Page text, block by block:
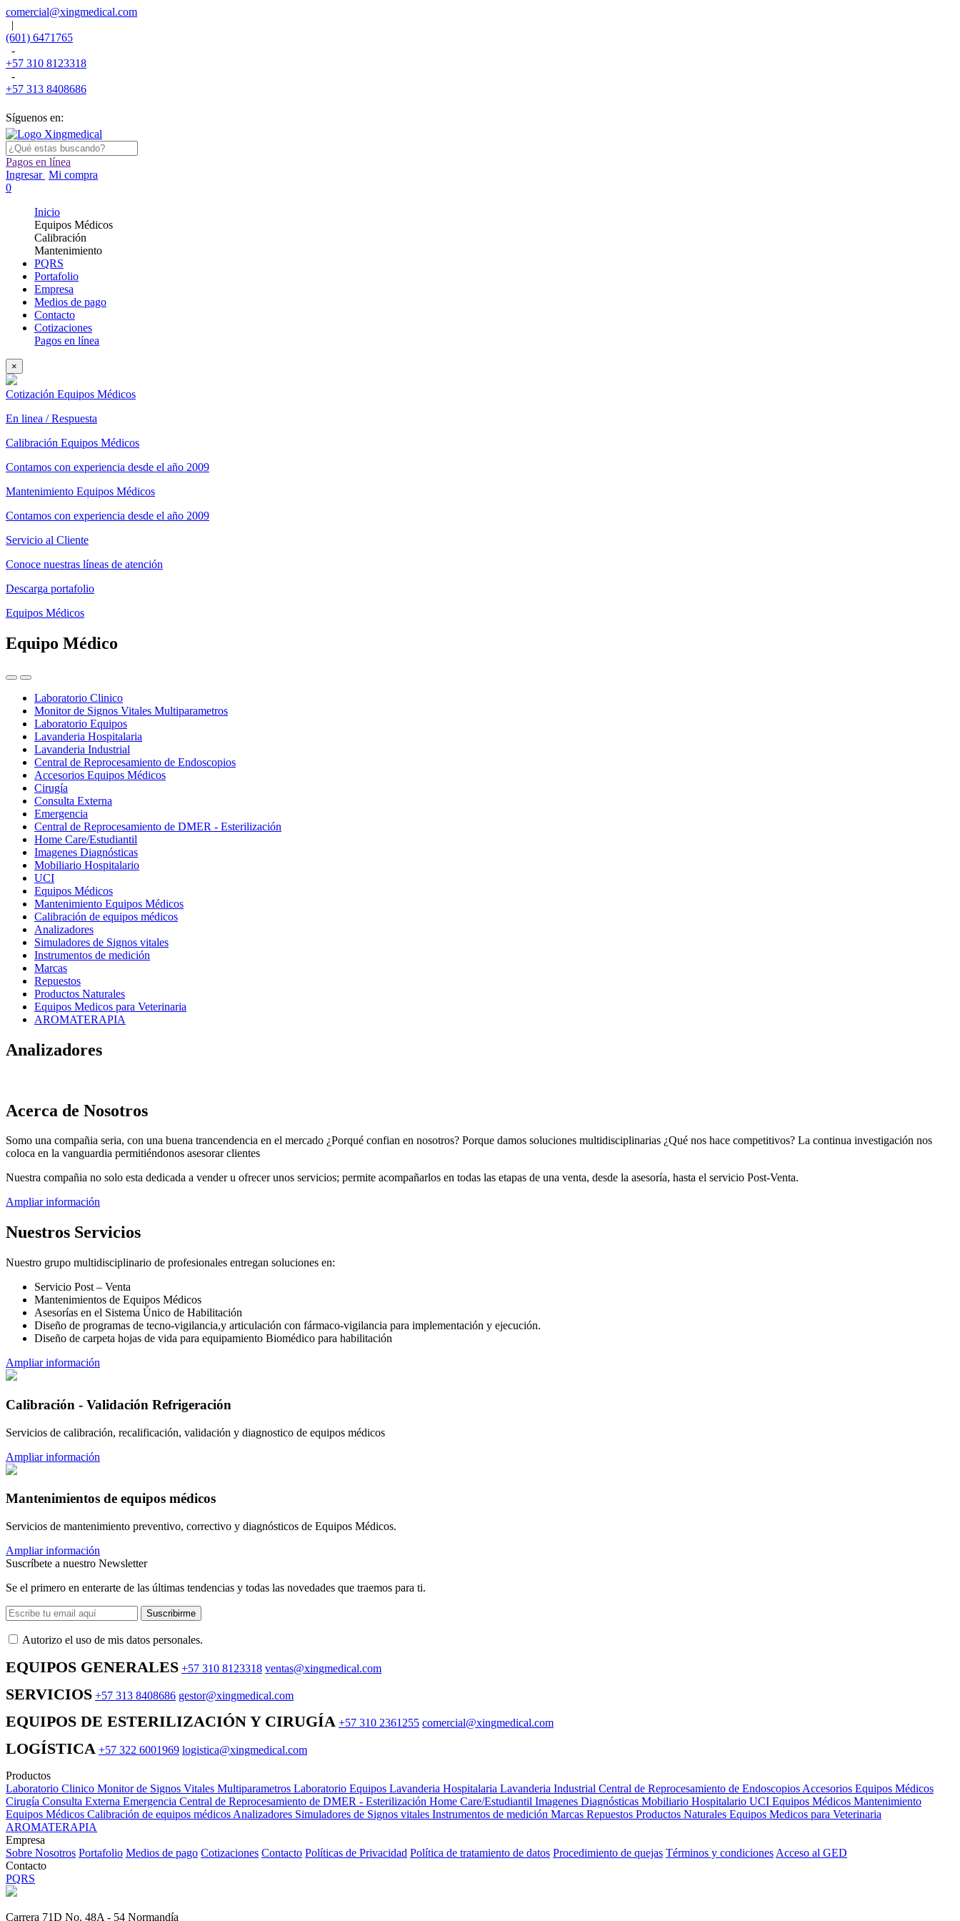
comercial@xingmedical.com
|
(601) 6471765
-
+57 310 8123318
-
+57 313 8408686
Síguenos en:
Pagos en línea
Ingresar Mi compra
0
Inicio
Equipos Médicos
Calibración
Mantenimiento
PQRS
Portafolio
Empresa
Medios de pago
Contacto
Cotizaciones
Pagos en línea
×
Cotización Equipos Médicos
En linea / Respuesta
Calibración Equipos Médicos
Contamos con experiencia desde el año 2009
Mantenimiento Equipos Médicos
Contamos con experiencia desde el año 2009
Servicio al Cliente
Conoce nuestras líneas de atención
Descarga portafolio
Equipos Médicos
Equipo Médico
Laboratorio Clinico
Monitor de Signos Vitales Multiparametros
Laboratorio Equipos
Lavanderia Hospitalaria
Lavanderia Industrial
Central de Reprocesamiento de Endoscopios
Accesorios Equipos Médicos
Cirugía
Consulta Externa
Emergencia
Central de Reprocesamiento de DMER - Esterilización
Home Care/Estudiantil
Imagenes Diagnósticas
Mobiliario Hospitalario
UCI
Equipos Médicos
Mantenimiento Equipos Médicos
Calibración de equipos médicos
Analizadores
Simuladores de Signos vitales
Instrumentos de medición
Marcas
Repuestos
Productos Naturales
Equipos Medicos para Veterinaria
AROMATERAPIA
Analizadores
Acerca de Nosotros
Somo una compañia seria, con una buena trancendencia en el mercado ¿Porqué confian en nosotros? Porque damos soluciones multidisciplinarias ¿Qué nos hace competitivos? La continua investigación nos
coloca en la vanguardia permitiéndonos asesorar clientes
Nuestra compañia no solo esta dedicada a vender u ofrecer unos servicios; permite acompañarlos en todas las etapas de una venta, desde la asesoría, hasta el servicio Post-Venta.
Ampliar información
Nuestros Servicios
Nuestro grupo multidisciplinario de profesionales entregan soluciones en:
Servicio Post – Venta
Mantenimientos de Equipos Médicos
Asesorías en el Sistema Único de Habilitación
Diseño de programas de tecno-vigilancia,y articulación con fármaco-vigilancia para implementación y ejecución.
Diseño de carpeta hojas de vida para equipamiento Biomédico para habilitación
Ampliar información
Calibración - Validación Refrigeración
Servicios de calibración, recalificación, validación y diagnostico de equipos médicos
Ampliar información
Mantenimientos de equipos médicos
Servicios de mantenimiento preventivo, correctivo y diagnósticos de Equipos Médicos.
Ampliar información
Suscríbete a nuestro Newsletter
Se el primero en enterarte de las últimas tendencias y todas las novedades que traemos para ti.
Suscribirme
Autorizo ​​el uso de mis datos personales.
EQUIPOS GENERALES +57 310 8123318 ventas@xingmedical.com
SERVICIOS +57 313 8408686 gestor@xingmedical.com
EQUIPOS DE ESTERILIZACIÓN Y CIRUGÍA +57 310 2361255 comercial@xingmedical.com
LOGÍSTICA +57 322 6001969 logistica@xingmedical.com
Productos
Laboratorio Clinico Monitor de Signos Vitales Multiparametros Laboratorio Equipos Lavanderia Hospitalaria Lavanderia Industrial Central de Reprocesamiento de Endoscopios Accesorios Equipos Médicos
Cirugía Consulta Externa Emergencia Central de Reprocesamiento de DMER - Esterilización Home Care/Estudiantil Imagenes Diagnósticas Mobiliario Hospitalario UCI Equipos Médicos Mantenimiento
Equipos Médicos Calibración de equipos médicos Analizadores Simuladores de Signos vitales Instrumentos de medición Marcas Repuestos Productos Naturales Equipos Medicos para Veterinaria
AROMATERAPIA
Empresa
Sobre Nosotros Portafolio Medios de pago Cotizaciones Contacto Políticas de Privacidad Política de tratamiento de datos Procedimiento de quejas Términos y condiciones Acceso al GED
Contacto
PQRS
Carrera 71D No. 48A - 54 Normandía